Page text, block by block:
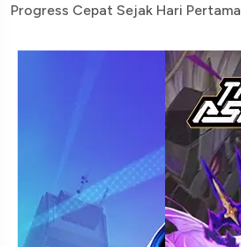
Progress Cepat Sejak Hari Pertama